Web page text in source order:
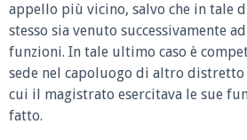
appello più vicino, salvo che in tale
stesso sia venuto successivamente
funzioni. In tale ultimo caso è
sede nel capoluogo di altro
cui il magistrato esercitava le sue
fatto.